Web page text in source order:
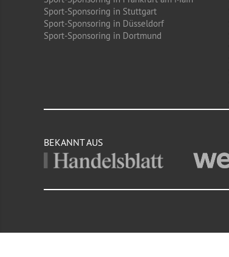
Sport-Sponsoring in Stuttgart
Sport-Sponsoring in Düsseldorf
Sport-Sponsoring in Dortmund
BEKANNT AUS